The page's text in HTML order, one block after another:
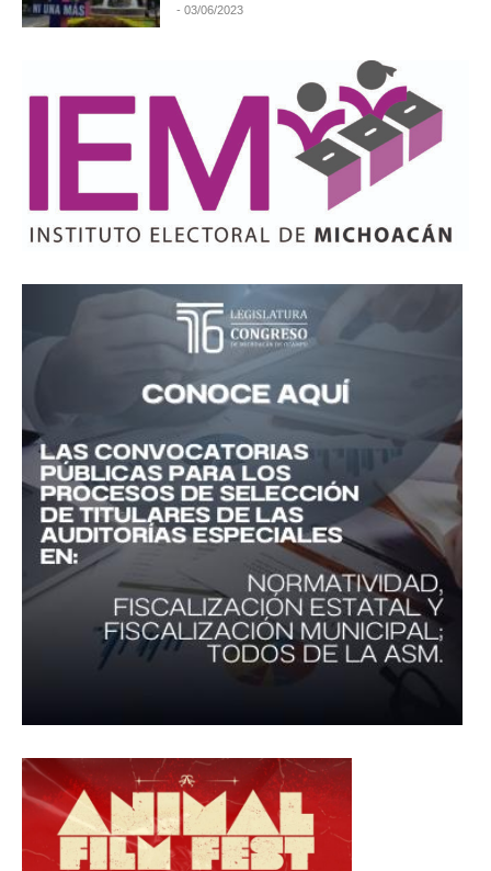
- 03/06/2023